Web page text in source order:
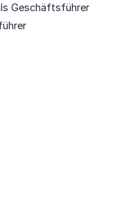
Geschäftsführer